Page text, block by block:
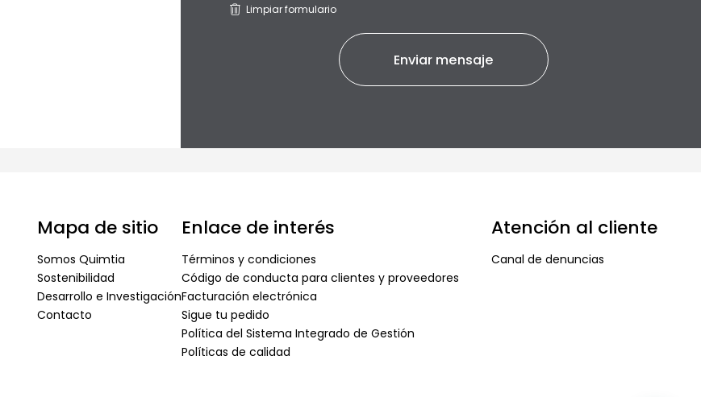
Limpiar formulario
Mapa de sitio
Somos Quimtia
Sostenibilidad
Desarrollo e Investigación
Contacto
Enlace de interés
Términos y condiciones
Código de conducta para clientes y proveedores
Facturación electrónica
Sigue tu pedido
Política del Sistema Integrado de Gestión
Políticas de calidad
Atención al cliente
Canal de denuncias